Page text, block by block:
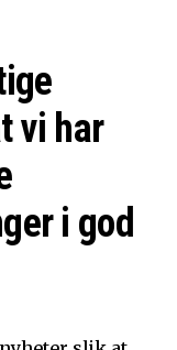
vi har
i god